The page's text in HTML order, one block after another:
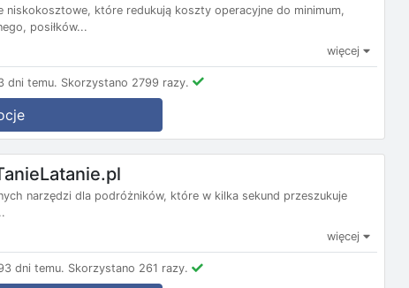
niskokosztowe, które redukują koszty operacyjne do minimum,
posiłków...
więcej
dni temu. Skorzystano 2799 razy.
narzędzi dla podróżników, które w kilka sekund przeszukuje
więcej
dni temu. Skorzystano 261 razy.